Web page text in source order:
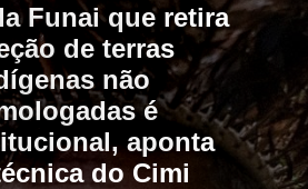
Funai que retira
de terras
não
é
aponta
do Cimi